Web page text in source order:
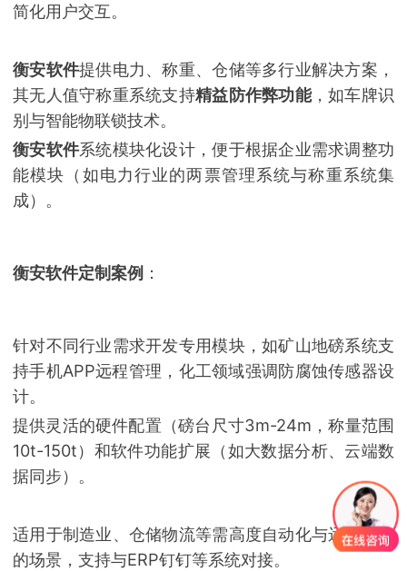
简化用户交互。
衡安软件提供电力、称重、仓储等多行业解决方案，
其无人值守称重系统支持精益防作弊功能，如车牌识
别与智能物联锁技术。
衡安软件系统模块化设计，便于根据企业需求调整功
能模块（如电力行业的两票管理系统与称重系统集
成）。
衡安软件定制案例 ：
针对不同行业需求开发专用模块，如矿山地磅系统支
持手机APP远程管理，化工领域强调防腐蚀传感器设
计。
提供灵活的硬件配置（磅台尺寸3m-24m，称量范围
10t-150t）和软件功能扩展（如大数据分析、云端数
据同步）。
适用于制造业、仓储物流等需高度自动化与远程管理
的场景，支持与ERP钉钉等系统对接。